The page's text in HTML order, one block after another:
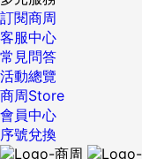
沒我多，應該都做得到。」 事實上，當我決定重
畫課後，就幾乎全勤
我做得到，相信大家
醞釀好久，我的嶄新
白，退休更要馳騁風采！ {DS_BOX_27672} 責任編
恬 ...
訂閱商周
客服中心
常見問答
活動總覽
商周Store
會員中心
序號兌換